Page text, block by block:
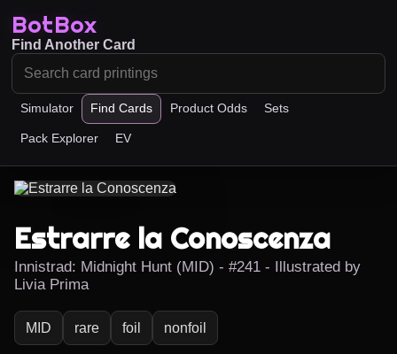
BotBox
Simulator Find Cards Product Odds Sets
Pack Explorer EV
Find Another Card
Estrarre la Conoscenza
Innistrad: Midnight Hunt (MID) - #241 - Illustrated by
Livia Prima
MID rare foil nonfoil